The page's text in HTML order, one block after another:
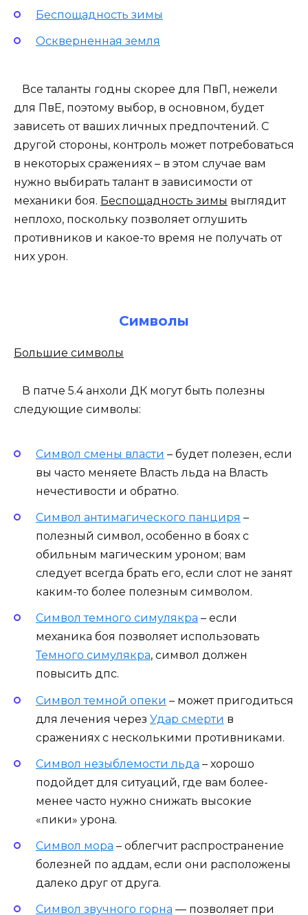
Беспощадность зимы
Оскверненная земля
Все таланты годны скорее для ПвП, нежели
для ПвЕ, поэтому выбор, в основном, будет
зависеть от ваших личных предпочтений. С
другой стороны, контроль может потребоваться
в некоторых сражениях – в этом случае вам
нужно выбирать талант в зависимости от
механики боя. Беспощадность зимы выглядит
неплохо, поскольку позволяет оглушить
противников и какое-то время не получать от
них урон.
Символы
Большие символы
В патче 5.4 анхоли ДК могут быть полезны
следующие символы:
Символ смены власти – будет полезен, если
вы часто меняете Власть льда на Власть
нечестивости и обратно.
Символ антимагического панциря –
полезный символ, особенно в боях с
обильным магическим уроном; вам
следует всегда брать его, если слот не занят
каким-то более полезным символом.
Символ темного симулякра – если
механика боя позволяет использовать
Темного симулякра, символ должен
повысить дпс.
Символ темной опеки – может пригодиться
для лечения через Удар смерти в
сражениях с несколькими противниками.
Символ незыблемости льда – хорошо
подойдет для ситуаций, где вам более-
менее часто нужно снижать высокие
«пики» урона.
Символ мора – облегчит распространение
болезней по аддам, если они расположены
далеко друг от друга.
Символ звучного горна — позволяет при